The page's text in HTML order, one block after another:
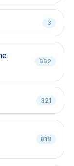
3
662
321
818